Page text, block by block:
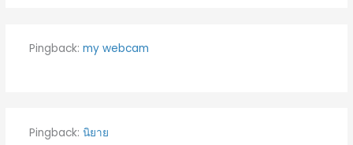
Pingback: my webcam
Pingback: นิยาย